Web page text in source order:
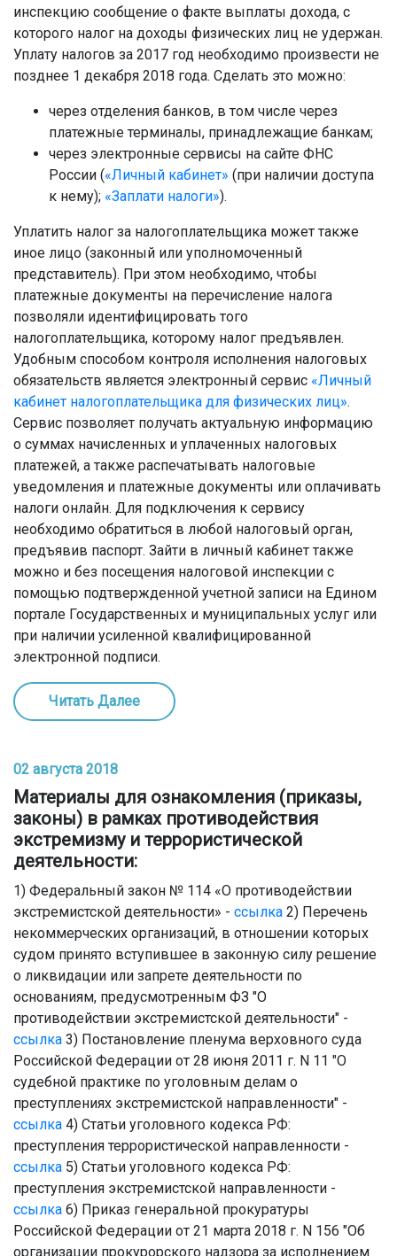
инспекцию сообщение о факте выплаты дохода, с
которого налог на доходы физических лиц не удержан.
Уплату налогов за 2017 год необходимо произвести не
позднее 1 декабря 2018 года. Сделать это можно:
через отделения банков, в том числе через
платежные терминалы, принадлежащие банкам;
через электронные сервисы на сайте ФНС
России («Личный кабинет» (при наличии доступа
к нему); «Заплати налоги»).
Уплатить налог за налогоплательщика может также
иное лицо (законный или уполномоченный
представитель). При этом необходимо, чтобы
платежные документы на перечисление налога
позволяли идентифицировать того
налогоплательщика, которому налог предъявлен.
Удобным способом контроля исполнения налоговых
обязательств является электронный сервис «Личный
кабинет налогоплательщика для физических лиц».
Сервис позволяет получать актуальную информацию
о суммах начисленных и уплаченных налоговых
платежей, а также распечатывать налоговые
уведомления и платежные документы или оплачивать
налоги онлайн. Для подключения к сервису
необходимо обратиться в любой налоговый орган,
предъявив паспорт. Зайти в личный кабинет также
можно и без посещения налоговой инспекции с
помощью подтвержденной учетной записи на Едином
портале Государственных и муниципальных услуг или
при наличии усиленной квалифицированной
электронной подписи.
Читать Далее
02 августа 2018
Материалы для ознакомления (приказы,
законы) в рамках противодействия
экстремизму и террористической
деятельности:
1) Федеральный закон № 114 «О противодействии
экстремистской деятельности» - ссылка 2) Перечень
некоммерческих организаций, в отношении которых
судом принято вступившее в законную силу решение
о ликвидации или запрете деятельности по
основаниям, предусмотренным ФЗ "О
противодействии экстремистской деятельности" -
ссылка 3) Постановление пленума верховного суда
Российской Федерации от 28 июня 2011 г. N 11 "О
судебной практике по уголовным делам о
преступлениях экстремистской направленности" -
ссылка 4) Статьи уголовного кодекса РФ:
преступления террористической направленности -
ссылка 5) Статьи уголовного кодекса РФ:
преступления экстремистской направленности -
ссылка 6) Приказ генеральной прокуратуры
Российской Федерации от 21 марта 2018 г. N 156 "Об
организации прокурорского надзора за исполнением